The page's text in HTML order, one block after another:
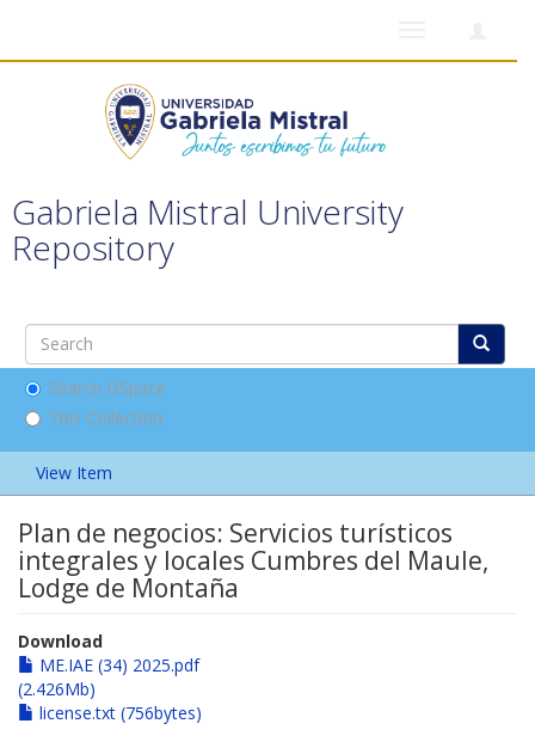
Gabriela Mistral University
Repository
Search DSpace
This Collection
View Item
Plan de negocios: Servicios turísticos
integrales y locales Cumbres del Maule,
Lodge de Montaña
Download
ME.IAE (34) 2025.pdf
(2.426Mb)
license.txt (756bytes)